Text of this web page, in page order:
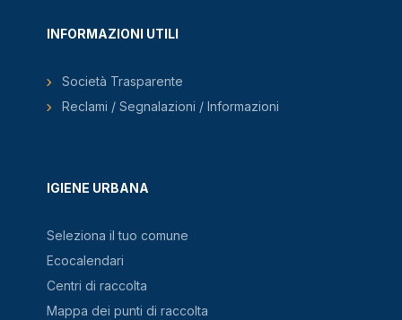
IGIENE URBANA
Seleziona il tuo comune
Ecocalendari
Centri di raccolta
Mappa dei punti di raccolta
INFORMAZIONI UTILI
Società Trasparente
Reclami / Segnalazioni / Informazioni